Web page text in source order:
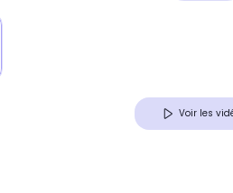
Voir les